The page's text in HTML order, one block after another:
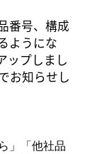
番号、構成
ようにな
ップしまし
お知らせし
」「他社品